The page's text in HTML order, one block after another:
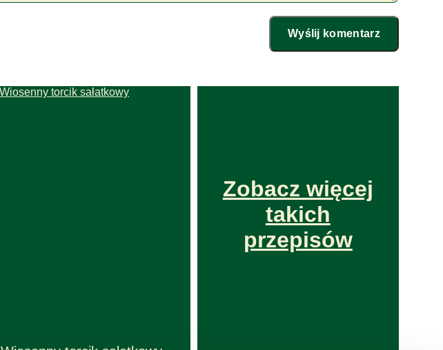
Wyślij komentarz
Zobacz więcej
takich
przepisów